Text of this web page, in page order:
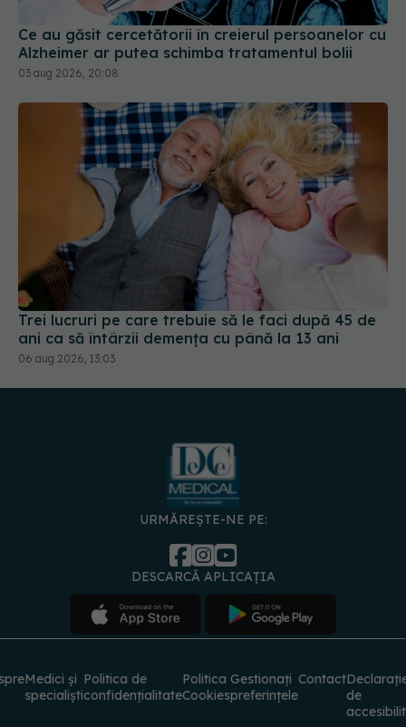
Ce au găsit cercetătorii în creierul persoanelor cu
Alzheimer ar putea schimba tratamentul bolii
03 aug 2026, 20:08
Trei lucruri pe care trebuie să le faci după 45 de
ani ca să întârzii demența cu până la 13 ani
06 aug 2026, 13:03
URMĂREȘTE-NE PE:
DESCARCĂ APLICAȚIA
specialiști confidențialitate Cookies
preferințele
de